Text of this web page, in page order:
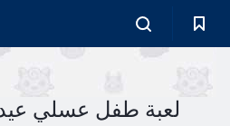
لعبة طفل عسلي عيد